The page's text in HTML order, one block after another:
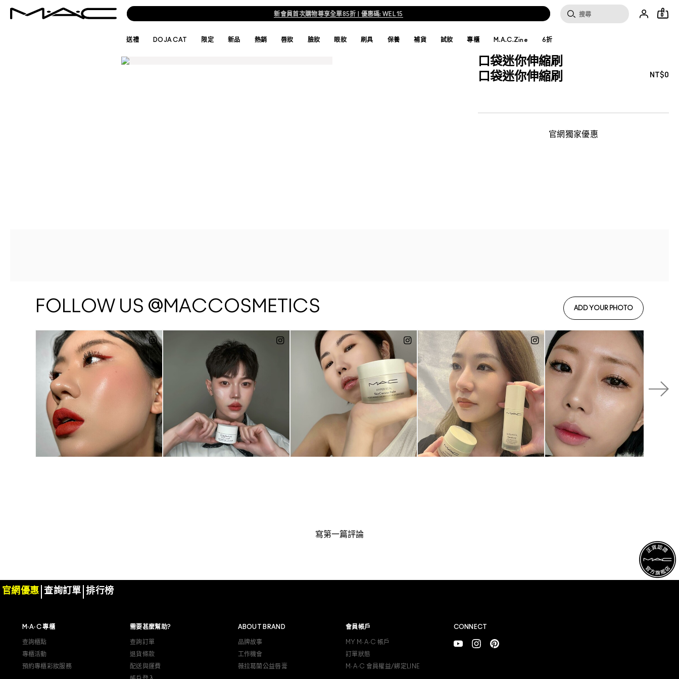
新會員首次購物尊享全單85折 | 優惠碼: WEL15 0
送禮 DOJA CAT 限定 新品 熱銷 唇妝 臉妝 眼妝 刷具 保養 補貨 試妝 專櫃 M.A.C.Zine 6折
口袋迷你伸縮刷
口袋迷你伸縮刷
NT$0
官網獨家優惠
寫第一篇評論
官網優惠 查詢訂單 排行榜
M·A·C 專櫃
查詢櫃點
專櫃活動
預約專櫃彩妝服務
需要甚麼幫助?
查詢訂單
退貨條款
配送與運費
ABOUT BRAND
品牌故事
工作機會
薇拉葛蘭公益唇膏
會員帳戶
MY M·A·C 帳戶
訂單狀態
M·A·C 會員權益/綁定LINE
CONNECT